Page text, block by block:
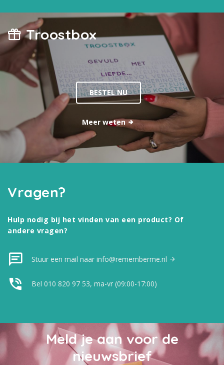
Troostbox
BESTEL NU
Meer weten
Vragen?
Hulp nodig bij het vinden van een product? Of
andere vragen?
Stuur een mail naar info@rememberme.nl
Bel 010 820 97 53, ma-vr (09:00-17:00)
Meld je aan voor de
nieuwsbrief